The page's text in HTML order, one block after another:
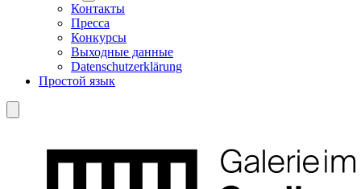
Контакты
Пресса
Конкурсы
Выходные данные
Datenschutzerklärung
Простой язык